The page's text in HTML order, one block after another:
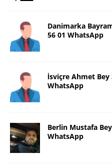
Danimarka
56 01 WhatsApp
İsviçre Ahmet Bey
WhatsApp
Berlin Mustafa
WhatsApp